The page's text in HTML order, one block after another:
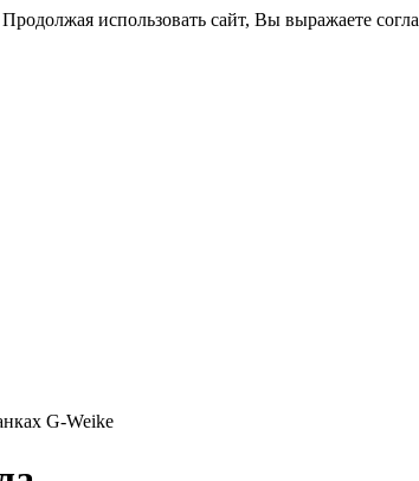
использовать сайт, Вы выражаете